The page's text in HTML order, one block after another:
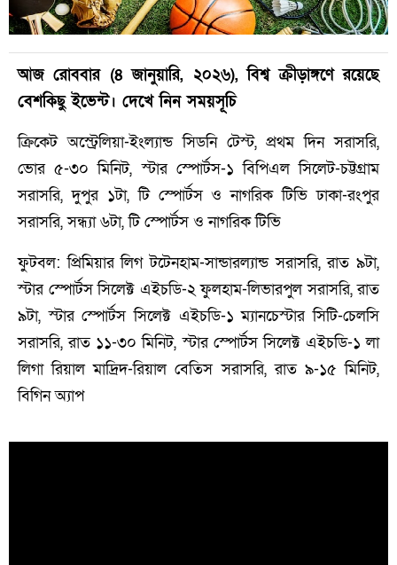
আজ রোববার (৪ জানুয়ারি, ২০২৬), বিশ্ব ক্রীড়াঙ্গণে রয়েছে
বেশকিছু ইভেন্ট। দেখে নিন সময়সূচি
ক্রিকেট অস্ট্রেলিয়া-ইংল্যান্ড সিডনি টেস্ট, প্রথম দিন সরাসরি,
ভোর ৫-৩০ মিনিট, স্টার স্পোর্টস-১ বিপিএল সিলেট-চট্টগ্রাম
সরাসরি, দুপুর ১টা, টি স্পোর্টস ও নাগরিক টিভি ঢাকা-রংপুর
সরাসরি, সন্ধ্যা ৬টা, টি স্পোর্টস ও নাগরিক টিভি
ফুটবল: প্রিমিয়ার লিগ টটেনহাম-সান্ডারল্যান্ড সরাসরি, রাত ৯টা,
স্টার স্পোর্টস সিলেক্ট এইচডি-২ ফুলহাম-লিভারপুল সরাসরি, রাত
৯টা, স্টার স্পোর্টস সিলেক্ট এইচডি-১ ম্যানচেস্টার সিটি-চেলসি
সরাসরি, রাত ১১-৩০ মিনিট, স্টার স্পোর্টস সিলেক্ট এইচডি-১ লা
লিগা রিয়াল মাদ্রিদ-রিয়াল বেতিস সরাসরি, রাত ৯-১৫ মিনিট,
বিগিন অ্যাপ